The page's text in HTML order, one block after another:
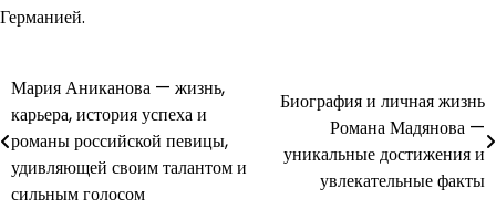
Германией.
Навигация
по
записям
Мария Аниканова — жизнь,
карьера, история успеха и
романы российской певицы,
удивляющей своим талантом и
сильным голосом
Биография и личная жизнь
Романа Мадянова —
уникальные достижения и
увлекательные факты